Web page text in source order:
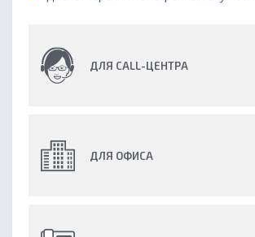
ДЛЯ CALL-ЦЕНТРА
ДЛЯ ОФИСА